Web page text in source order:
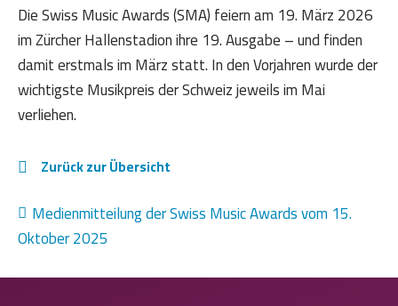
Die Swiss Music Awards (SMA) feiern am 19. März 2026
im Zürcher Hallenstadion ihre 19. Ausgabe – und finden
damit erstmals im März statt. In den Vorjahren wurde der
wichtigste Musikpreis der Schweiz jeweils im Mai
verliehen.
Zurück zur Übersicht
Medienmitteilung der Swiss Music Awards vom 15.
Oktober 2025